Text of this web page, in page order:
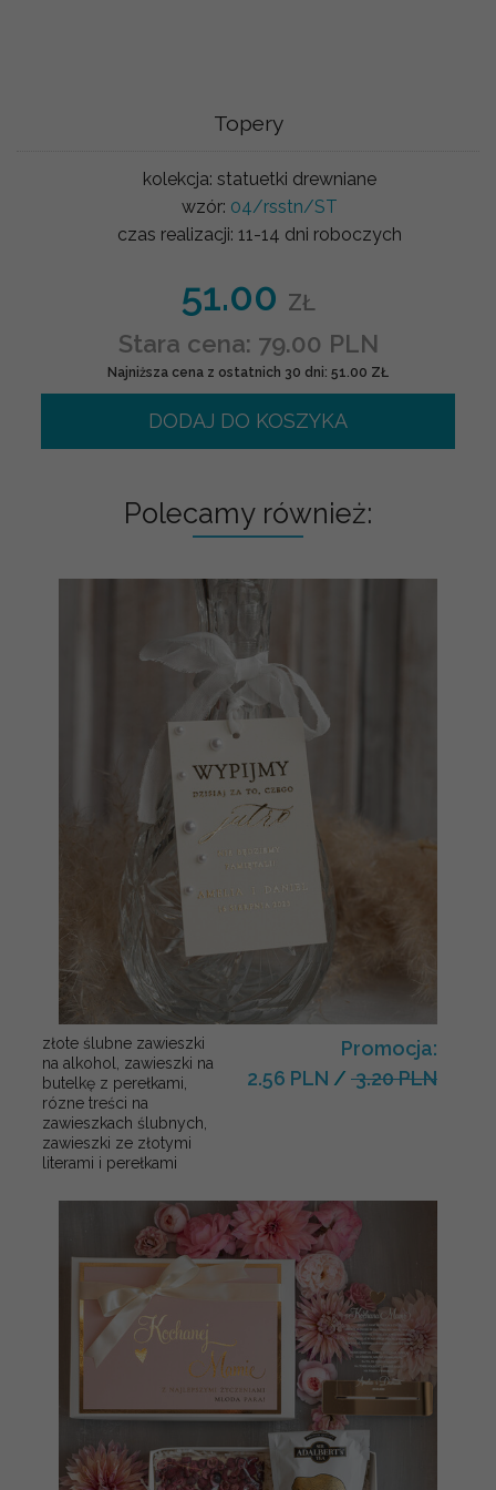
Topery
kolekcja: statuetki drewniane
wzór: 04/rsstn/ST
czas realizacji: 11-14 dni roboczych
51.00 ZŁ
Stara cena: 79.00 PLN
Najniższa cena z ostatnich 30 dni: 51.00 ZŁ
DODAJ DO KOSZYKA
Polecamy również:
złote ślubne zawieszki
na alkohol, zawieszki na
butelkę z perełkami,
rózne treści na
zawieszkach ślubnych,
zawieszki ze złotymi
literami i perełkami
Promocja:
2.56 PLN / 3.20 PLN